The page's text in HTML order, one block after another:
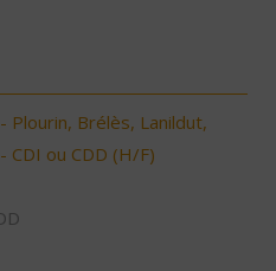
Plourin, Brélès, Lanildut,
CDI ou CDD (H/F)